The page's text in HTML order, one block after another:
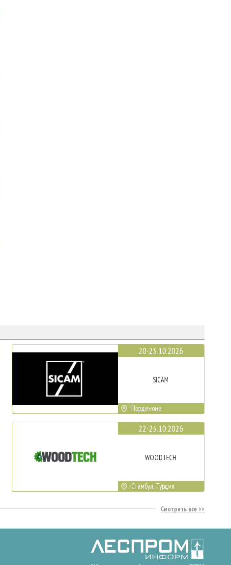
20-23.10.2026
SICAM
Порденоне
22-25.10.2026
WOODTECH
Стамбул, Турция
Смотреть все